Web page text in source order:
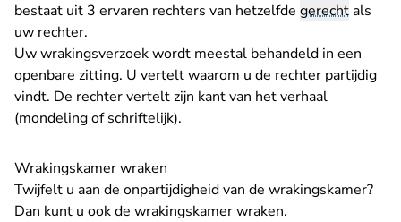
bestaat uit 3 ervaren rechters van hetzelfde gerechtals
uw rechter.
Uw wrakingsverzoek wordt meestal behandeld in een
openbare zitting. U vertelt waarom u de rechter partijdig
vindt. De rechter vertelt zijn kant van het verhaal
(mondeling of schriftelijk).
Wrakingskamer wraken
Twijfelt u aan de onpartijdigheid van de wrakingskamer?
Dan kunt u ook de wrakingskamer wraken.